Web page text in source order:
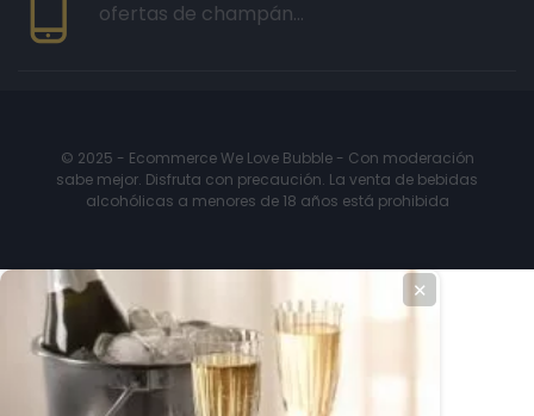
ofertas de champán...
© 2025 - Ecommerce We Love Bubble - Con moderación
sabe mejor. Disfruta con precaución. La venta de bebidas
alcohólicas a menores de 18 años está prohibida
✕